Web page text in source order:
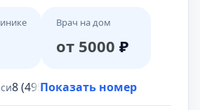
Врач на дом
от 5000 ₽
8 (495) 431-69-47
Показать номер